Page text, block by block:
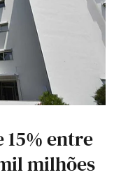
15% entre
milhões